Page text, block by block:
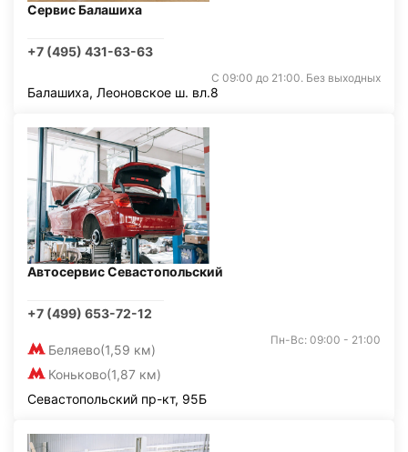
Сервис Балашиха
+7 (495) 431-63-63
С 09:00 до 21:00. Без выходных
Балашиха, Леоновское ш. вл.8
Автосервис Севастопольский
+7 (499) 653-72-12
Беляево(1,59 км)
Коньково(1,87 км)
Пн-Вс: 09:00 - 21:00
Севастопольский пр-кт, 95Б